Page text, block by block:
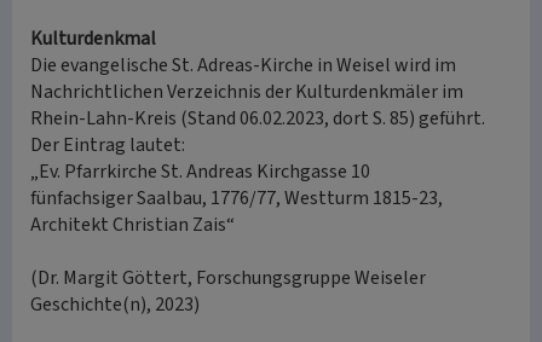
Kulturdenkmal
Die evangelische St. Adreas-Kirche in Weisel wird im
Nachrichtlichen Verzeichnis der Kulturdenkmäler im
Rhein-Lahn-Kreis (Stand 06.02.2023, dort S. 85) geführt.
Der Eintrag lautet:
„Ev. Pfarrkirche St. Andreas Kirchgasse 10
fünfachsiger Saalbau, 1776/77, Westturm 1815-23,
Architekt Christian Zais“
(Dr. Margit Göttert, Forschungsgruppe Weiseler
Geschichte(n), 2023)